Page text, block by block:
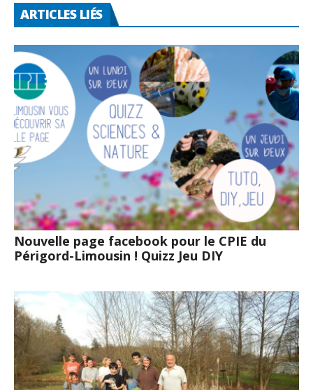
ARTICLES LIÉS
Nouvelle page facebook pour le CPIE du
Périgord-Limousin ! Quizz Jeu DIY